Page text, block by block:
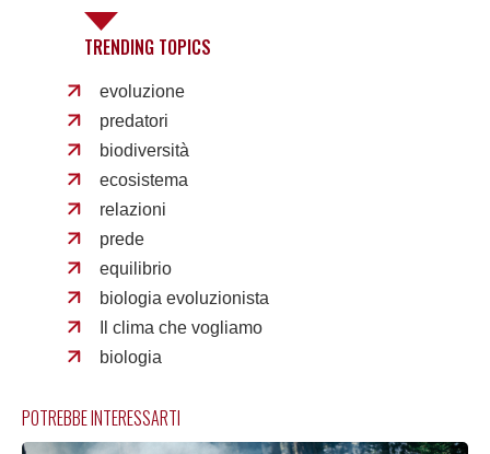
TRENDING TOPICS
evoluzione
predatori
biodiversità
ecosistema
relazioni
prede
equilibrio
biologia evoluzionista
Il clima che vogliamo
biologia
POTREBBE INTERESSARTI